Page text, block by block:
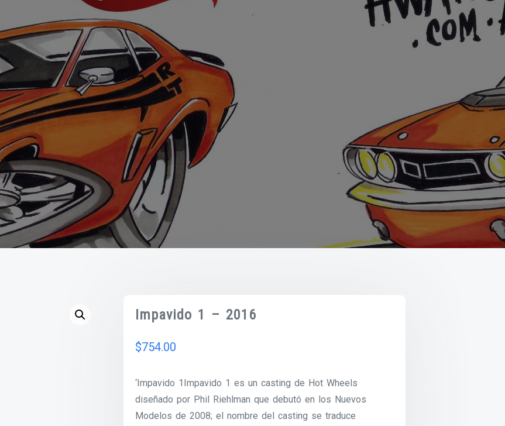
Impavido 1 – 2016
$754.00
‘Impavido 1Impavido 1 es un casting de Hot Wheels
diseñado por Phil Riehlman que debutó en los Nuevos
Modelos de 2008; el nombre del casting se traduce